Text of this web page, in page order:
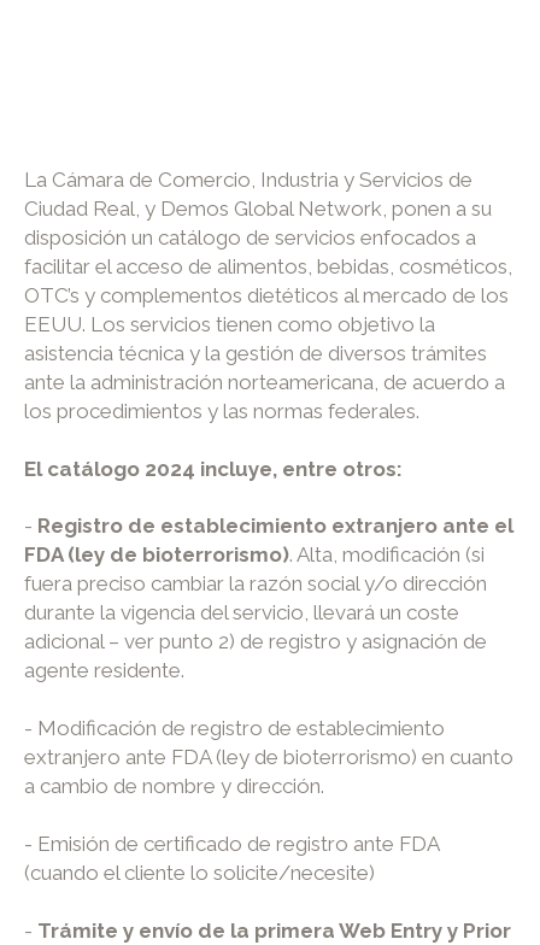
La Cámara de Comercio, Industria y Servicios de
Ciudad Real, y Demos Global Network, ponen a su
disposición un catálogo de servicios enfocados a
facilitar el acceso de alimentos, bebidas, cosméticos,
OTC’s y complementos dietéticos al mercado de los
EEUU. Los servicios tienen como objetivo la
asistencia técnica y la gestión de diversos trámites
ante la administración norteamericana, de acuerdo a
los procedimientos y las normas federales.
El catálogo 2024 incluye, entre otros:
- Registro de establecimiento extranjero ante el
FDA (ley de bioterrorismo). Alta, modificación (si
fuera preciso cambiar la razón social y/o dirección
durante la vigencia del servicio, llevará un coste
adicional – ver punto 2) de registro y asignación de
agente residente.
- Modificación de registro de establecimiento
extranjero ante FDA (ley de bioterrorismo) en cuanto
a cambio de nombre y dirección.
- Emisión de certificado de registro ante FDA
(cuando el cliente lo solicite/necesite)
- Trámite y envío de la primera Web Entry y Prior